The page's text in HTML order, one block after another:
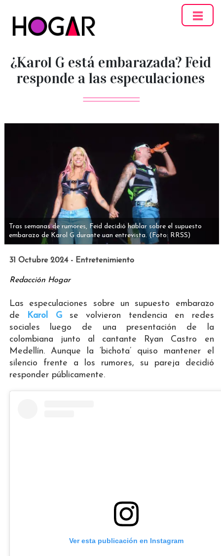
¿Karol G está embarazada? Feid
responde a las especulaciones
Tras semanas de rumores, Feid decidió hablar sobre el supuesto
embarazo de Karol G durante uan entrevista.(Foto: RRSS)
31 Octubre 2024 - Entretenimiento
Redacción Hogar
Las especulaciones sobre un supuesto embarazo
de
Karol Gse volvieron tendencia en redes
sociales luego de una presentación de la
colombiana junto al cantante Ryan Castro en
Medellín. Aunque la ‘bichota’ quiso mantener el
silencio frente a los rumores, su pareja decidió
responder públicamente.
Ver esta publicación en Instagram